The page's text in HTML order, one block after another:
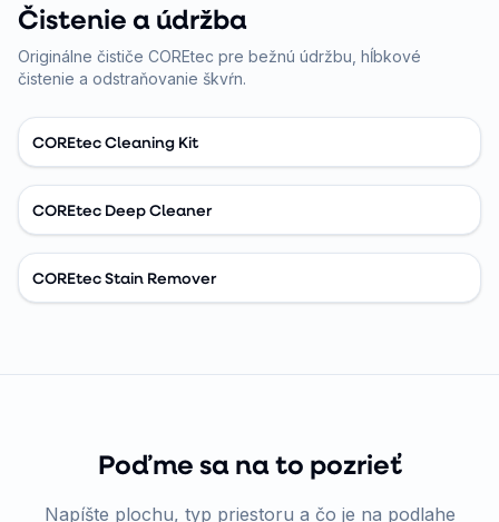
Čistenie a údržba
Originálne čističe COREtec pre bežnú údržbu, hĺbkové
čistenie a odstraňovanie škvŕn.
COREtec Cleaning Kit
COREtec Deep Cleaner
COREtec Stain Remover
Poďme sa na to pozrieť
Napíšte plochu, typ priestoru a čo je na podlahe